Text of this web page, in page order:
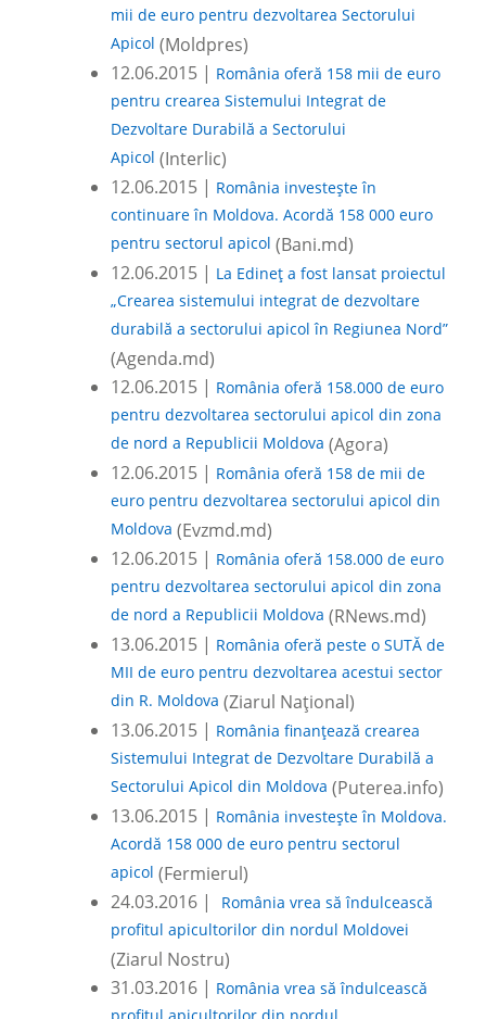
mii de euro pentru dezvoltarea Sectorului
Apicol (Moldpres)
12.06.2015 | România oferă 158 mii de euro
pentru crearea Sistemului Integrat de
Dezvoltare Durabilă a Sectorului
Apicol (Interlic)
12.06.2015 | România investește în
continuare în Moldova. Acordă 158 000 euro
pentru sectorul apicol (Bani.md)
12.06.2015 | La Edineț a fost lansat proiectul
„Crearea sistemului integrat de dezvoltare
durabilă a sectorului apicol în Regiunea Nord”
(Agenda.md)
12.06.2015 | România oferă 158.000 de euro
pentru dezvoltarea sectorului apicol din zona
de nord a Republicii Moldova (Agora)
12.06.2015 | România oferă 158 de mii de
euro pentru dezvoltarea sectorului apicol din
Moldova (Evzmd.md)
12.06.2015 | România oferă 158.000 de euro
pentru dezvoltarea sectorului apicol din zona
de nord a Republicii Moldova (RNews.md)
13.06.2015 | România oferă peste o SUTĂ de
MII de euro pentru dezvoltarea acestui sector
din R. Moldova (Ziarul Național)
13.06.2015 | România finanțează crearea
Sistemului Integrat de Dezvoltare Durabilă a
Sectorului Apicol din Moldova (Puterea.info)
13.06.2015 | România investește în Moldova.
Acordă 158 000 de euro pentru sectorul
apicol (Fermierul)
24.03.2016 |
România vrea să îndulcească
profitul apicultorilor din nordul Moldovei
(Ziarul Nostru)
31.03.2016 | România vrea să îndulcească